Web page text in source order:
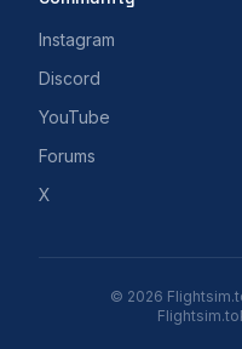
Instagram
Discord
YouTube
Forums
X
© 2026
Flightsim.to